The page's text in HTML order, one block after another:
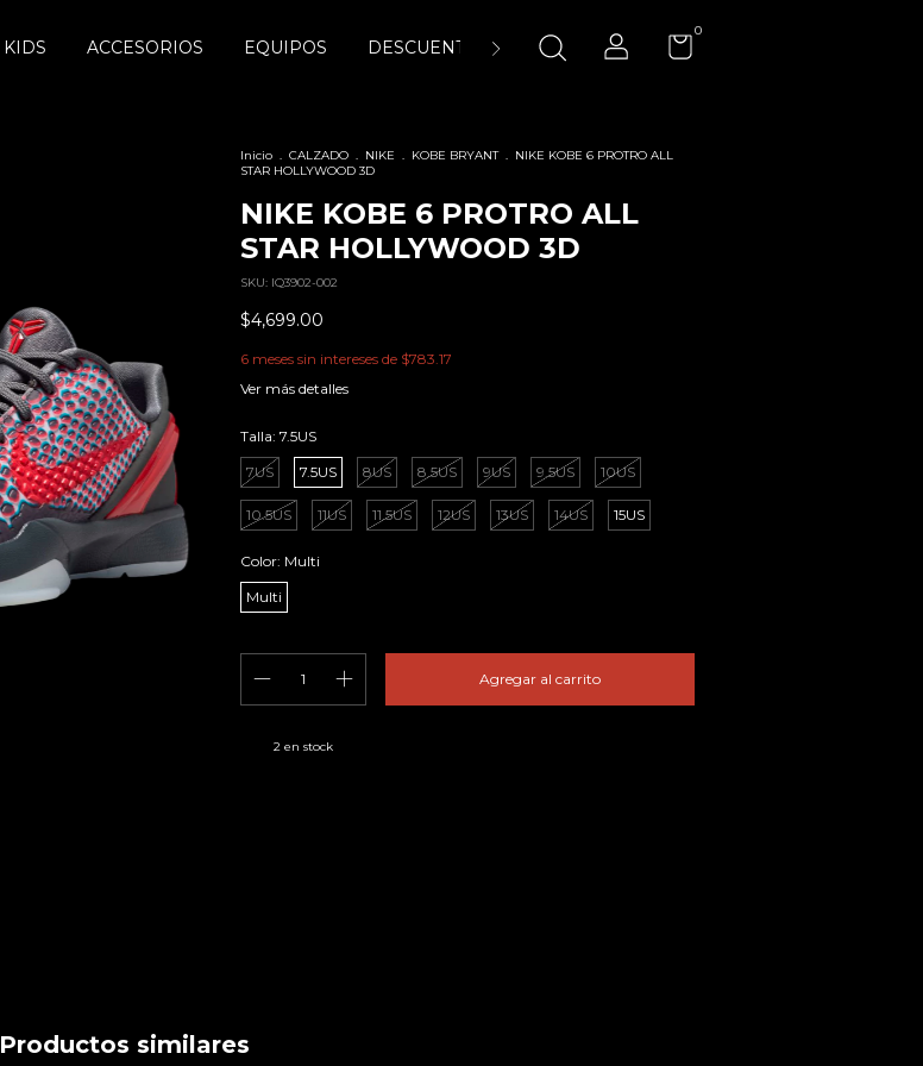
KIDS ACCESORIOS EQUIPOS DESCUENTOS ENCUÉNTRANOS
0
Inicio . CALZADO . NIKE . KOBE BRYANT . NIKE KOBE 6 PROTRO ALL
STAR HOLLYWOOD 3D
NIKE KOBE 6 PROTRO ALL
STAR HOLLYWOOD 3D
SKU: IQ3902-002
$4,699.00
6 meses sin intereses de $783.17
Ver más detalles
Talla: 7.5US
7US
7.5US 8US 8.5US 9US 9.5US 10US
10.5US 11US 11.5US 12US 13US 14US 15US
Color: Multi
Multi
2en stock
Productos similares